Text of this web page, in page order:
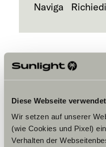
Diese Webseite
Wir setzen auf unserer
(wie Cookies und Pixel)
Verhalten der
Naviga
Per
accettare i